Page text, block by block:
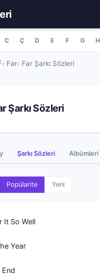
C Ç D E F G H
Far Far Şarkı Sözleri
Şarkı Sözleri
Şarkı Sözleri Albümleri
Popülarite Yeni
It So Well
Year